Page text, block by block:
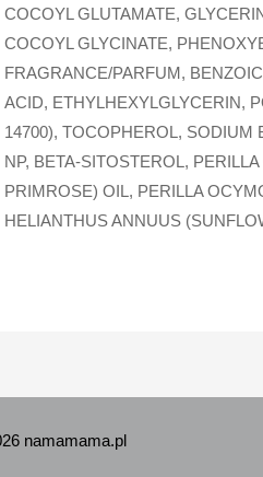
COCOYL GLUTAMATE,
COCOYL GLYCINATE,
FRAGRANCE/PARFUM,
ACID, ETHYLHEXYLGLYCERIN,
14700), TOCOPHEROL, SODIUM
NP, BETA-SITOSTEROL,
PRIMROSE) OIL, PERILLA
HELIANTHUS ANNUUS
namamama.pl